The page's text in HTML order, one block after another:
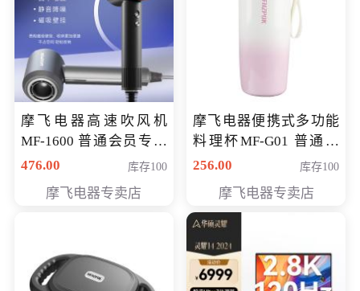
摩飞电器高速吹风机
MF-1600 普通会员专享
价298元
476.00 库存100
摩飞电器专卖店
摩飞电器便携式多功能
料理杯MF-G01 普通会
员专享价格118元
256.00 库存100
摩飞电器专卖店